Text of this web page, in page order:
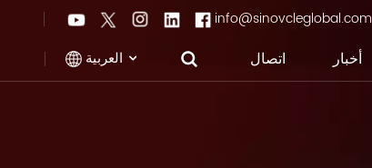
info@sinovcleglobal.com
أخبار اتصال العربية